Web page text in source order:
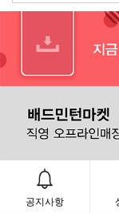
공지사항